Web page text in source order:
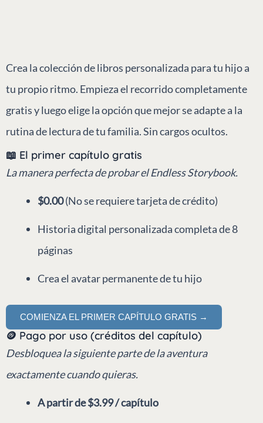
Crea la colección de libros personalizada para tu hijo a
tu propio ritmo. Empieza el recorrido completamente
gratis y luego elige la opción que mejor se adapte a la
rutina de lectura de tu familia. Sin cargos ocultos.
📖 El primer capítulo gratis
La manera perfecta de probar el Endless Storybook.
$0.00(No se requiere tarjeta de crédito)
Historia digital personalizada completa de 8
páginas
Crea el avatar permanente de tu hijo
COMIENZA EL PRIMER CAPÍTULO GRATIS →
🪙 Pago por uso (créditos del capítulo)
Desbloquea la siguiente parte de la aventura
exactamente cuando quieras.
A partir de $3.99 / capítulo